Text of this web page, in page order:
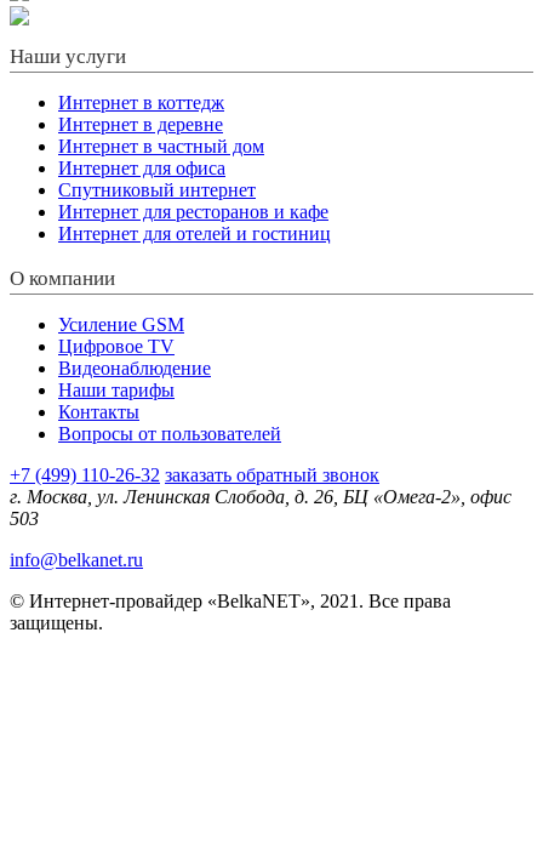
Наши услуги
Интернет в коттедж
Интернет в деревне
Интернет в частный дом
Интернет для офиса
Спутниковый интернет
Интернет для ресторанов и кафе
Интернет для отелей и гостиниц
О компании
Усиление GSM
Цифровое TV
Видеонаблюдение
Наши тарифы
Контакты
Вопросы от пользователей
+7 (499) 110-26-32 заказать обратный звонок
г. Москва, ул. Ленинская Слобода, д. 26, БЦ «Омега-2», офис
503
info@belkanet.ru
© Интернет-провайдер «BelkaNET», 2021. Все права
защищены.